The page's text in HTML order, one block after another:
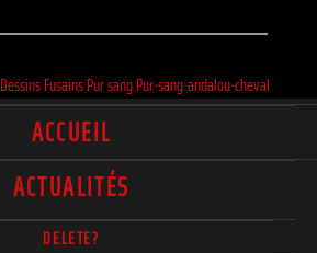
DessinsFusainsPur sang Pur-sang-andalou-cheval
ACCUEIL
ACTUALITÉS
DELETE?